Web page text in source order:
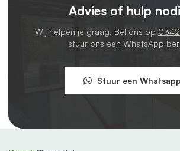
Advies of hulp
Wij helpen je graag. Bel ons op
stuur ons een WhatsApp
Stuur een Whatsapp